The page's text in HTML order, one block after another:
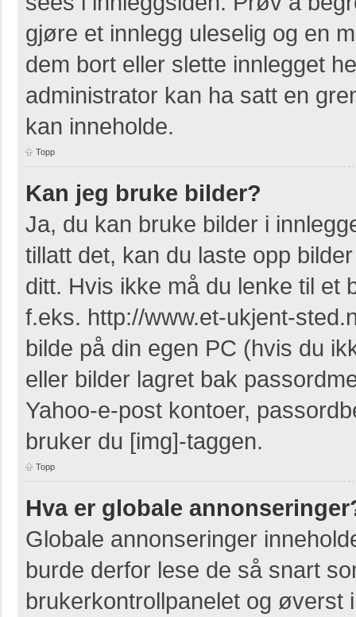
gjøre et innlegg uleselig og en
dem bort eller slette innlegget
administrator kan ha satt en
kan inneholde.
Topp
Kan jeg bruke bilder?
Ja, du kan bruke bilder i
tillatt det, kan du laste opp
ditt. Hvis ikke må du lenke til et
f.eks. http://www.et-ukjent-
bilde på din egen PC (hvis du
eller bilder lagret bak
Yahoo-e-post kontoer,
bruker du [img]-taggen.
Topp
Hva er globale
Globale annonseringer
burde derfor lese de så snart
brukerkontrollpanelet og øverst